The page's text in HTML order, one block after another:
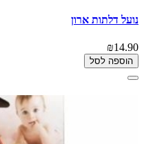
נועל דלתות ארון
₪14.90
הוספה לסל